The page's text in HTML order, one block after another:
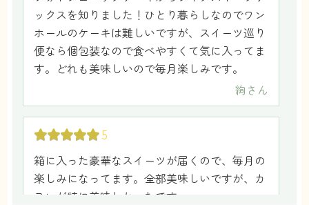
ックスを知りました！ひとり暮らしなのでワン
ホールのケーキは難しいですが、スイーツ巡り
便なら個包装なので食べやすくて気に入ってま
す。どれも美味しいので毎月楽しみです。
絢 さん
5
箱に入った豪華なスイーツが届くので、毎月の
楽しみになってます。全部美味しいですが、カ
ヌレが特に美味しかったです。